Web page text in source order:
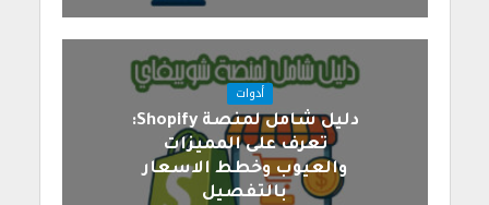
أدوات
دليل شامل لمنصة Shopify:
تعرف على المميزات
والعيوب وخطط الاسعار
بالتفصيل